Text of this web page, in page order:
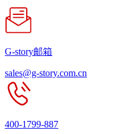
G-story邮箱
sales@g-story.com.cn
400-1799-887